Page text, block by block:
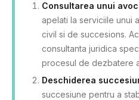
Consultarea unui
apelati la serviciile unui
civil si de succesions.
consultanta juridica
procesul de dezbatere
Deschiderea
succesiune pentru a